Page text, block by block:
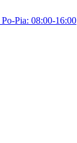
Pia: 08:00-16:00